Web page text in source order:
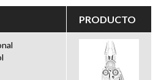
PRODUCTO